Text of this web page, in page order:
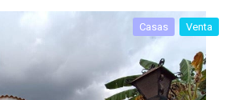
Casas Venta